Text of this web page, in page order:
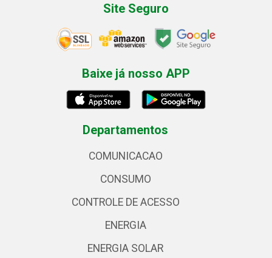
Site Seguro
Baixe já nosso APP
Departamentos
COMUNICACAO
CONSUMO
CONTROLE DE ACESSO
ENERGIA
ENERGIA SOLAR